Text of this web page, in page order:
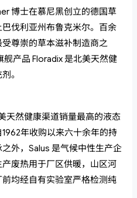
博士在慕尼黑创立的德国草
伐利亚州布鲁克米尔。百余
尊崇的草本滋补制造商之
产品 Floradix 是北美天然健
。
天然健康渠道销量最高的液态
年收购以来六十余年的持
外，Salus 是气候中性生产企
废热用于厂区供暖，山区河
均经自有实验室严格检测纯